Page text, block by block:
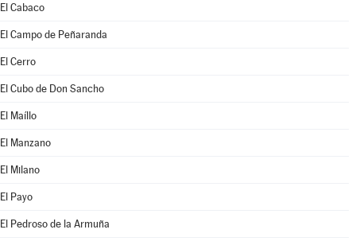
El Cabaco
El Campo de Peñaranda
El Cerro
El Cubo de Don Sancho
El Maíllo
El Manzano
El Milano
El Payo
El Pedroso de la Armuña